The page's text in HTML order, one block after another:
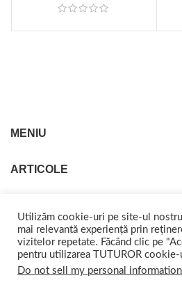
MENIU
ARTICOLE
GISTEL 2022 CREATED BYweb-
Utilizăm cookie-uri pe site-ul
mai relevantă experiență prin
vizitelor repetate. Făcând clic pe
pentru utilizarea TUTUROR cookie-
Do not sell my personal information